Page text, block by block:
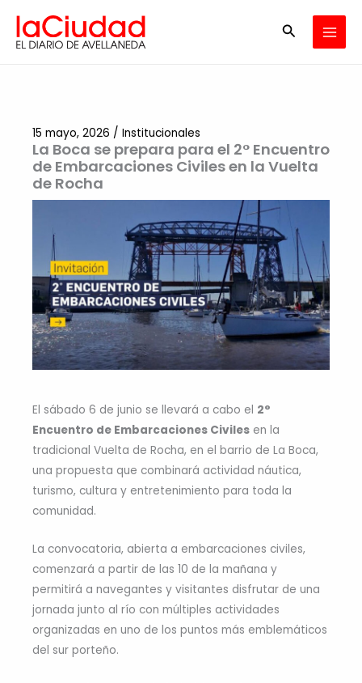
contenido
Buscar
La Boca se prepara para el 2° Encuentro
de Embarcaciones Civiles en la Vuelta
de Rocha
15 mayo, 2026 / Institucionales
El sábado 6 de junio se llevará a cabo el 2°
Encuentro de Embarcaciones Civiles en la
tradicional Vuelta de Rocha, en el barrio de La Boca,
una propuesta que combinará actividad náutica,
turismo, cultura y entretenimiento para toda la
comunidad.
La convocatoria, abierta a embarcaciones civiles,
comenzará a partir de las 10 de la mañana y
permitirá a navegantes y visitantes disfrutar de una
jornada junto al río con múltiples actividades
organizadas en uno de los puntos más emblemáticos
del sur porteño.